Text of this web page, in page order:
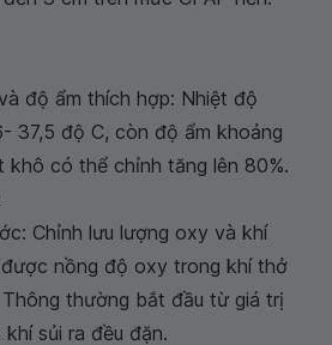
độ ẩm thích hợp: Nhiệt độ
37,5 độ C, còn độ ẩm khoảng
khô có thể chỉnh tăng lên 80%.
Chỉnh lưu lượng oxy và khí
nồng độ oxy trong khí thở
thường bắt đầu từ giá trị
sủi ra đều đặn.